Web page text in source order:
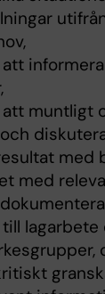
att muntligt
med
med
lagarbete